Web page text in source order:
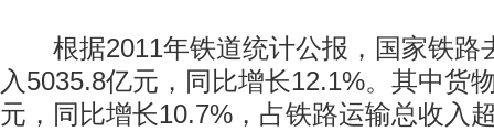
根据2011年铁道统计公报，国家铁路
入5035.8亿元，同比增长12.1%。其中货
元，同比增长10.7%，占铁路运输总收入